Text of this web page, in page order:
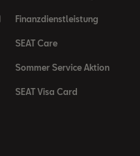
Finanzdienstleistung
SEAT Care
Sommer Service Aktion
SEAT Visa Card